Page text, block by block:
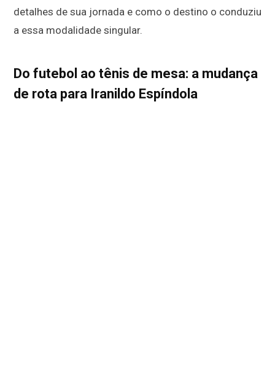
detalhes de sua jornada e como o destino o conduziu
a essa modalidade singular.
Do futebol ao tênis de mesa: a mudança
de rota para Iranildo Espíndola